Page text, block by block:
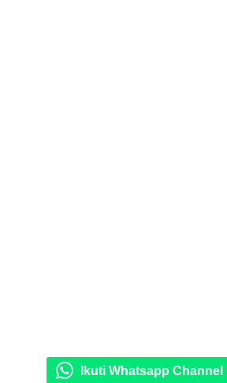
Ikuti Whatsapp